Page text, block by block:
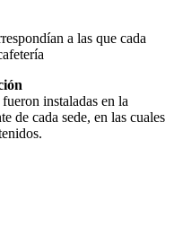
a las que cada
instaladas en la
de cada sede, en las cuales